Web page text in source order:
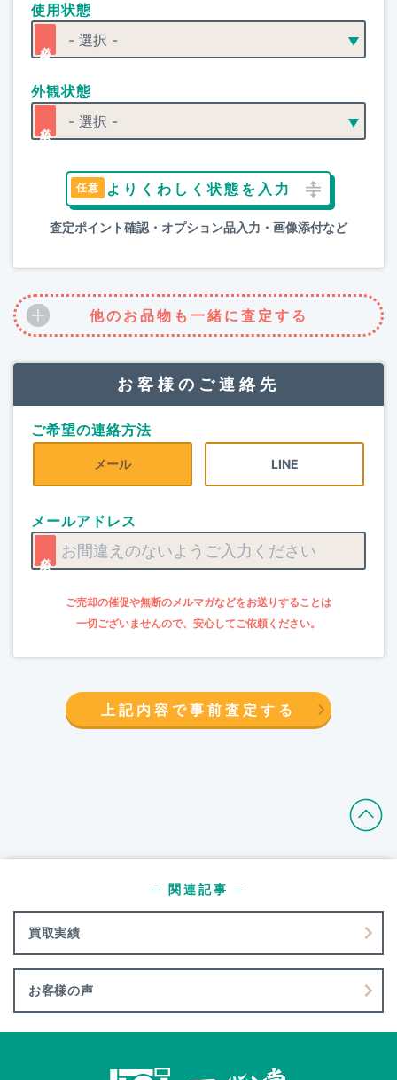
使用状態
外観状態
よりくわしく状態を入力
査定ポイント確認・オプション品入力・画像添付など
他のお品物も一緒に査定する
お客様のご連絡先
ご希望の連絡方法
メール LINE
メールアドレス
上記内容で事前査定する
買取実績
─ 関連記事 ─
お客様の声